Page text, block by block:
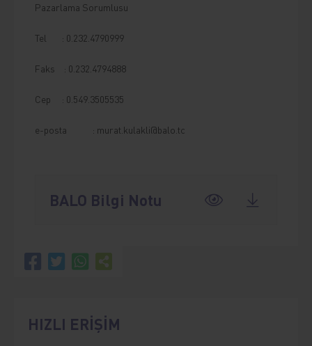
HIZLI ERİŞİM
Pazarlama Sorumlusu
Tel : 0.232.4790999
Faks : 0.232.4794888
Cep : 0.549.3505535
e-posta : murat.kulakli@balo.tc
BALO Bilgi Notu